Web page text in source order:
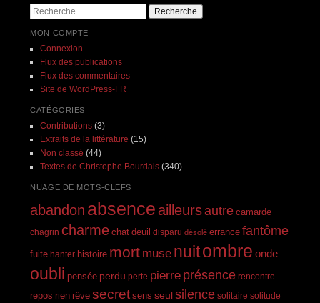
Recherche
MON COMPTE
Connexion
Flux des publications
Flux des commentaires
Site de WordPress-FR
CATÉGORIES
Contributions(3)
Extraits de la littérature (15)
Non classé (44)
Textes de Christophe Bourdais(340)
NUAGE DE MOTS-CLEFS
abandon absence ailleursautre camarde
chagrin charme chat deuil disparu désolé errance fantôme
fuite hanter histoire mort muse nuitombre onde
oubli pensée perdu perte pierre présence rencontre
repos rien rêve secret sens seul silence solitaire solitude